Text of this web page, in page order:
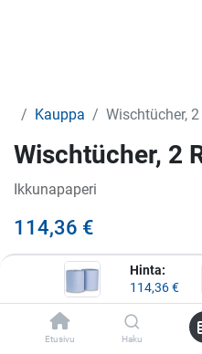
Hinta:
114,36€
Etusivu Haku
Kauppa Wischtücher,
Wischtücher, 2
Ikkunapaperi
114,36 €
Lisää toivelistalle